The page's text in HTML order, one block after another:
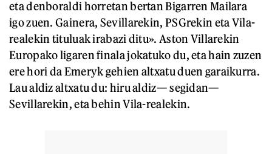
eta denboraldi horretan bertan Bigarren Mailara
igo zuen. Gainera, Sevillarekin, PSGrekin eta Vila-
realekin tituluak irabazi ditu». Aston Villarekin
Europako ligaren finala jokatuko du, eta hain zuzen
ere hori da Emeryk gehien altxatu duen garaikurra.
Lau aldiz altxatu du: hiru aldiz— segidan—
Sevillarekin, eta behin Vila-realekin.